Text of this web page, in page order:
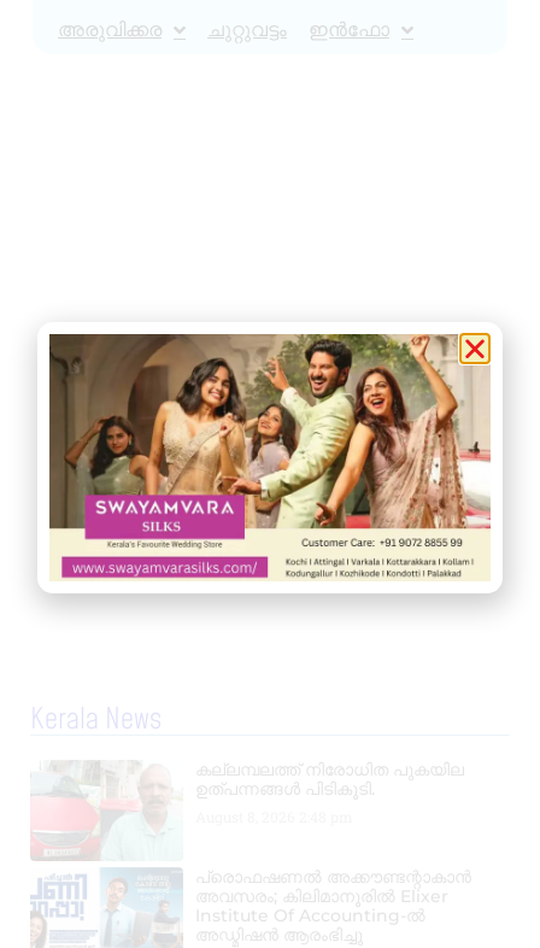
അരുവിക്കര ചുറ്റുവട്ടം ഇൻഫോ
Kerala News
കല്ലമ്പലത്ത് നിരോധിത പുകയില
ഉത്പന്നങ്ങൾ പിടികൂടി.
പ്രൊഫഷണൽ അക്കൗണ്ടന്റാകാൻ
അവസരം; കിലിമാനൂരിൽ Elixer
Institute Of Accounting-ൽ
അഡ്മിഷൻ ആരംഭിച്ചു